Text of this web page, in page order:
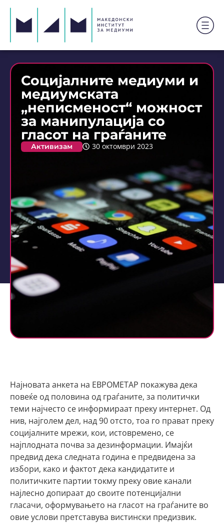
Социјалните медиуми и
медиумската
„неписменост“ можност
за манипулација со
гласот на граѓаните
Активизам 30 октомври 2023
Најновата анкета на ЕВРОМЕТАР покажува дека
повеќе од половина од граѓаните, за политички
теми најчесто се информираат преку интернет. Од
нив, најголем дел, над 90 отсто, тоа го прават преку
социјалните мрежи, кои, истовремено, се
најплодната почва за дезинформации. Имајќи
предвид дека следната година е предвидена за
избори, како и фактот дека кандидатите и
политичките партии токму преку овие канали
најлесно допираат до своите потенцијални
гласачи, оформувањето на гласот на граѓаните во
овие услови претставува вистински предизвик.